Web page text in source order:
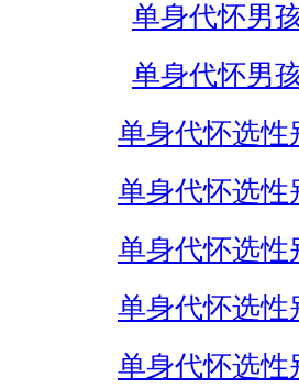
单身代怀男
单身代怀男
单身代怀选性
单身代怀选性
单身代怀选性
单身代怀选性
单身代怀选性